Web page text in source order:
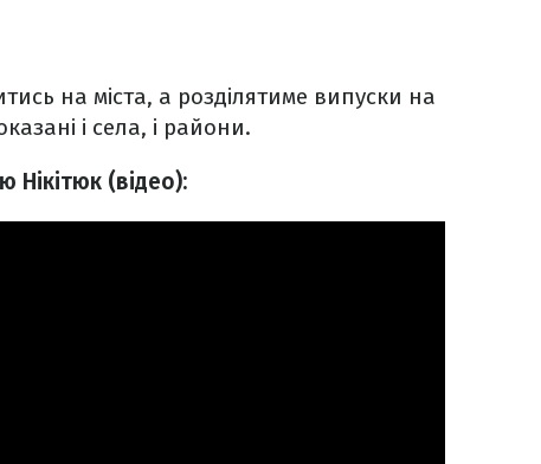
на міста, а розділятиме випуски на
і села, і райони.
Нікітюк (відео):